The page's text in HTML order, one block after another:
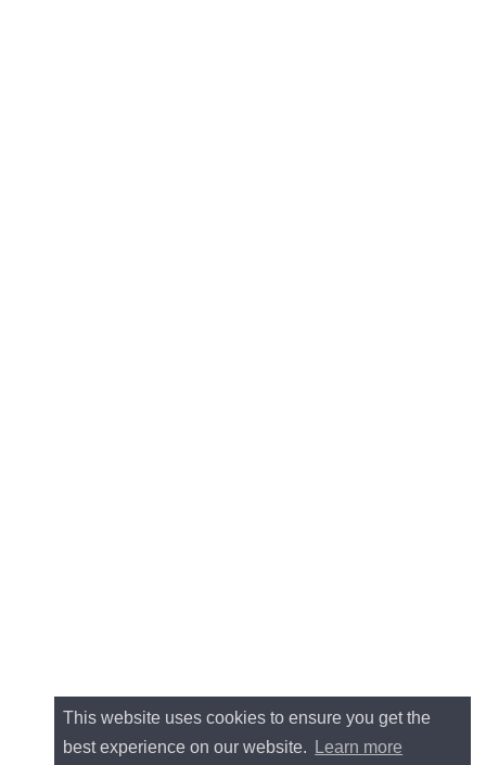
This website uses cookies to ensure you get the
best experience on our website.
Learn more